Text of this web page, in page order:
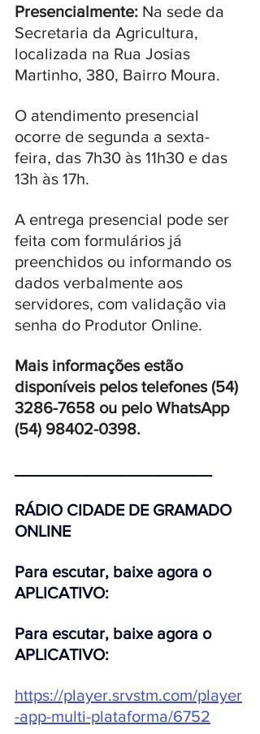
Presencialmente: Na sede da
Secretaria da Agricultura,
localizada na Rua Josias
Martinho, 380, Bairro Moura.
O atendimento presencial
ocorre de segunda a sexta-
feira, das 7h30 às 11h30 e das
13h às 17h.
A entrega presencial pode ser
feita com formulários já
preenchidos ou informando os
dados verbalmente aos
servidores, com validação via
senha do Produtor Online.
Mais informações estão
disponíveis pelos telefones (54)
3286-7658 ou pelo WhatsApp
(54) 98402-0398.
RÁDIO CIDADE DE GRAMADO
ONLINE
Para escutar, baixe agora o
APLICATIVO:
Para escutar, baixe agora o
APLICATIVO:
https://player.srvstm.com/player
-app-multi-plataforma/6752